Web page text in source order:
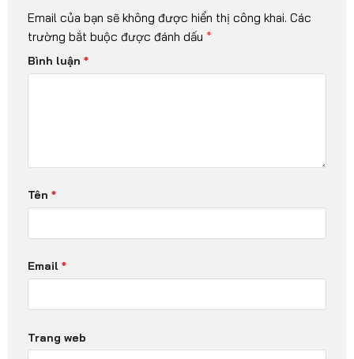
Email của bạn sẽ không được hiển thị công khai. Các
trường bắt buộc được đánh dấu *
Bình luận *
Tên *
Email *
Trang web